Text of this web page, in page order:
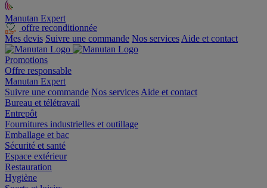
Manutan Expert
offre reconditionnée
Mes devis Suivre une commande Nos services Aide et contact
Promotions
Offre responsable
Manutan Expert
Suivre une commande Nos services Aide et contact
Bureau et télétravail
Entrepôt
Fournitures industrielles et outillage
Emballage et bac
Sécurité et santé
Espace extérieur
Restauration
Hygiène